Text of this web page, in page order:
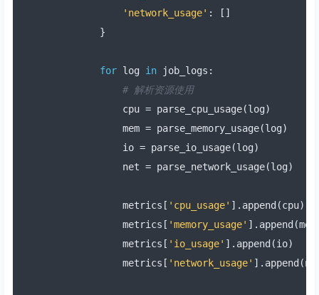
'network_usage' :
[]
}
for log in job_logs :
# 解析资源使用
            cpu
= parse_cpu_usage(log)
            mem
= parse_memory_usage(log)
            io
= parse_io_usage(log)
            net
= parse_network_usage(log)
            metrics
[ 'cpu_usage' ]. append (cpu)
            metrics
[ 'memory_usage' ]. append (mem
            metrics
[ 'io_usage' ]. append (io)
            metrics
[ 'network_usage' ]. append (